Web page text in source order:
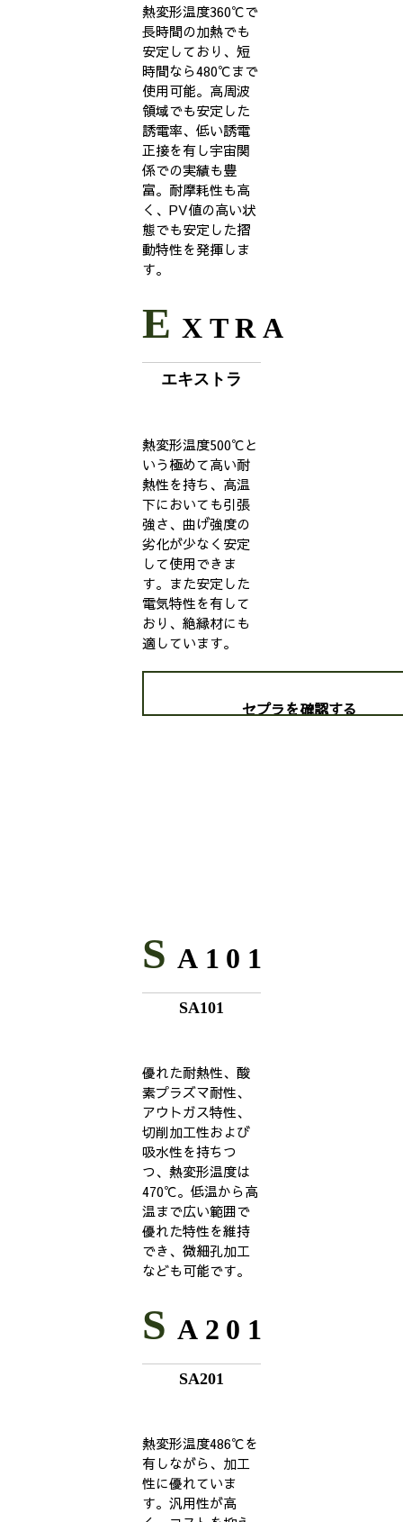
熱変形温度360℃で
長時間の加熱でも
安定しており、短
時間なら480℃まで
使用可能。高周波
領域でも安定した
誘電率、低い誘電
正接を有し宇宙関
係での実績も豊
富。耐摩耗性も高
く、PV値の高い状
態でも安定した摺
動特性を発揮しま
す。
E XTRA
エキストラ
熱変形温度500℃と
いう極めて高い耐
熱性を持ち、高温
下においても引張
強さ、曲げ強度の
劣化が少なく安定
して使用できま
す。また安定した
電気特性を有して
おり、絶縁材にも
適しています。
セプラを確認する
S A101
SA101
優れた耐熱性、酸
素プラズマ耐性、
アウトガス特性、
切削加工性および
吸水性を持ちつ
つ、熱変形温度は
470℃。低温から高
温まで広い範囲で
優れた特性を維持
でき、微細孔加工
なども可能です。
S A201
SA201
熱変形温度486℃を
有しながら、加工
性に優れていま
す。汎用性が高